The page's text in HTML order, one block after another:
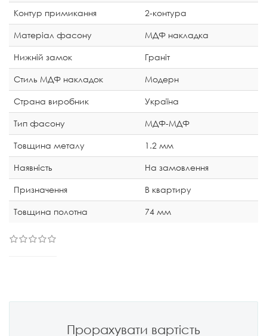
Контур примикання
2-контура
Матеріал фасону
МДФ накладка
Нижній замок
Граніт
Стиль МДФ накладок
Модерн
Страна виробник
Україна
Тип фасону
МДФ-МДФ
Товщина металу
1.2 мм
Наявність
На замовлення
Призначення
В квартиру
Товщина полотна
74 мм
Прорахувати вартість